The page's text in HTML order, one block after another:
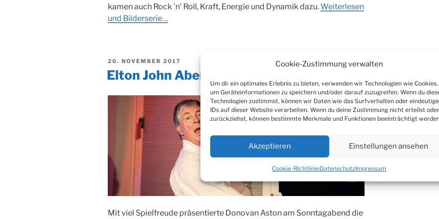
Cookie-Zustimmung verwalten
Um dir ein optimales Erlebnis zu bieten, verwenden wir Technologien wie Cookies,
um Geräteinformationen zu speichern und/oder darauf zuzugreifen. Wenn du
Technologien zustimmst, können wir Daten wie das Surfverhalten oder eindeutige
IDs auf dieser Website verarbeiten. Wenn du deine Zustimmung nicht erteilst oder
zurückziehst, können bestimmte Merkmale und Funktionen beeinträchtigt
Akzeptieren Einstellungen ansehen
Cookie-RichtlinieDatenschutzImpressum
kamen auch Rock ’n’ Roll, Kraft, Energie und Dynamik dazu.Weiterlesen
und Bilderserie…
VERÖFFENTLICHT
AM
20. NOVEMBER 2017
Elton John Abend im Burghaus
Mit viel Spielfreude präsentierte Donovan Aston am Sonntagabend die